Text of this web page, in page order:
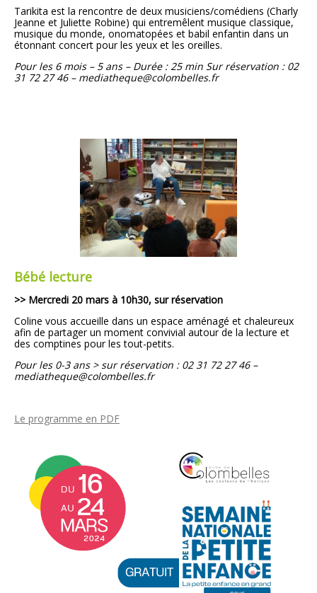
Tarikita est la rencontre de deux musiciens/comédiens (Charly
Jeanne et Juliette Robine) qui entremêlent musique classique,
musique du monde, onomatopées et babil enfantin dans un
étonnant concert pour les yeux et les oreilles.
Pour les 6 mois – 5 ans – Durée : 25 min Sur réservation : 02
31 72 27 46 – mediatheque@colombelles.fr
Bébé lecture
>> Mercredi 20 mars à 10h30, sur réservation
Coline vous accueille dans un espace aménagé et chaleureux
afin de partager un moment convivial autour de la lecture et
des comptines pour les tout-petits.
Pour les 0-3 ans > sur réservation : 02 31 72 27 46 –
mediatheque@colombelles.fr
Le programme en PDF